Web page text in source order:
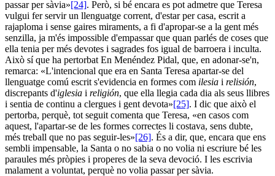
passar per sàvia»[24]. Però, si bé encara es pot admetre que Teresa
vulgui fer servir un llenguatge corrent, d'estar per casa, escrit a
rajaploma i sense gaires miraments, a fi d'apropar-se a la gent més
senzilla, ja m'és impossible d'empassar que quan parlés de coses que
ella tenia per més devotes i sagrades fos igual de barroera i inculta.
Això sí que ha pertorbat En Menéndez Pidal, que, en adonar-se'n,
remarca: «L'intencional que era en Santa Teresa apartar-se del
llenguatge comú escrit s'evidencia en formes com ilesia i relisión,
discrepants d'iglesia i religión, que ella llegia cada dia als seus llibres
i sentia de continu a clergues i gent devota»[25]. I dic que això el
pertorba, perquè, tot seguit comenta que Teresa, «en casos com
aquest, l'apartar-se de les formes correctes li costava, sens dubte,
més treball que no pas seguir-les»[26]. És a dir, que, encara que ens
sembli impensable, la Santa o no sabia o no volia ni escriure bé les
paraules més pròpies i properes de la seva devoció. I les escrivia
malament a voluntat, perquè no volia passar per sàvia.